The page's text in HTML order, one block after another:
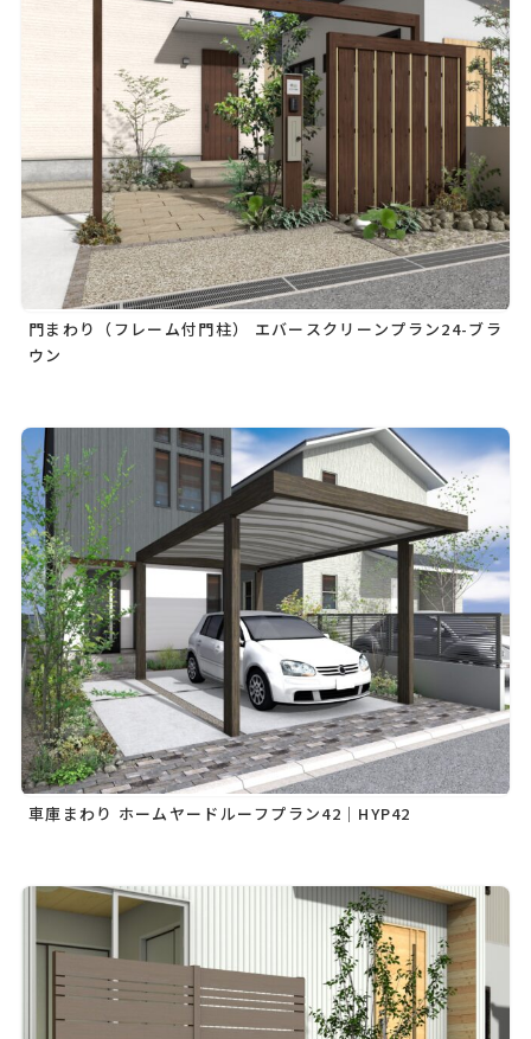
門まわり（フレーム付門柱） エバースクリーンプラン24-ブラ
ウン
車庫まわり ホームヤードルーフプラン42｜HYP42